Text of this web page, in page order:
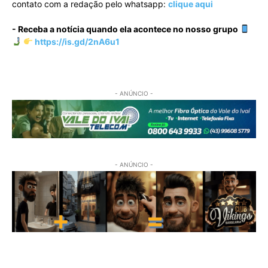
contato com a redação pelo whatsapp: clique aqui
- Receba a notícia quando ela acontece no nosso grupo
https://is.gd/2nA6u1
- ANÚNCIO -
- ANÚNCIO -